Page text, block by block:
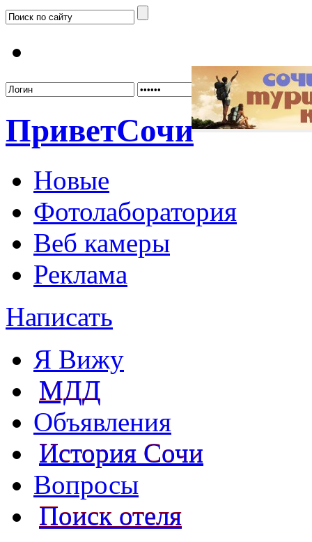
ПриветСочи
Новые
Фотолаборатория
Веб камеры
Реклама
Написать
Я Вижу
МДД
Объявления
История Сочи
Вопросы
Поиск отеля